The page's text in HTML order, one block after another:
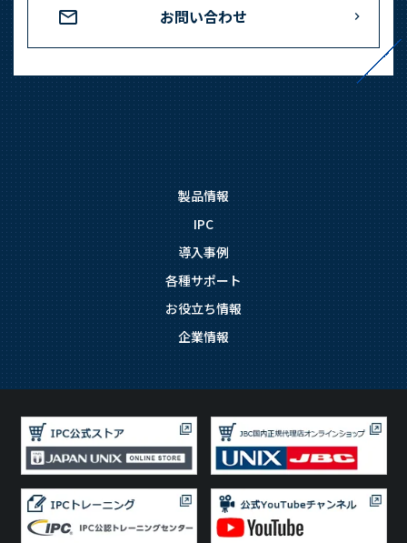
お問い合わせ
製品情報
IPC
導入事例
各種サポート
お役立ち情報
企業情報